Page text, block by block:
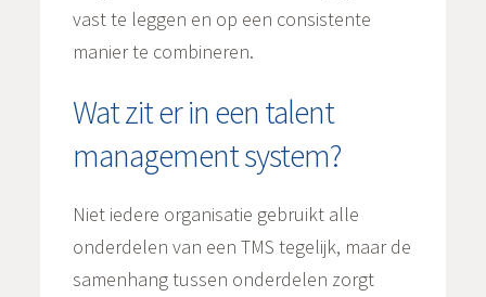
vast te leggen en op een consistente
manier te combineren.
Wat zit er in een talent
management system?
Niet iedere organisatie gebruikt alle
onderdelen van een TMS tegelijk, maar de
samenhang tussen onderdelen zorgt